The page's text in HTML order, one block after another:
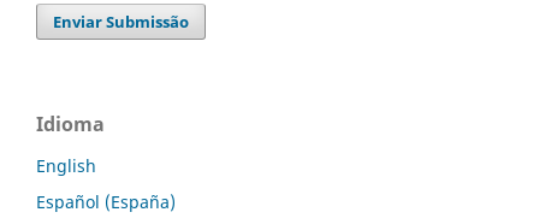
Enviar Submissão
Idioma
English
Español (España)